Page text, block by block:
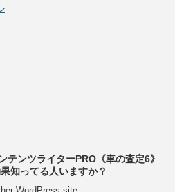
テンツライターPRO《車の査定6》
知ってる人いますか？